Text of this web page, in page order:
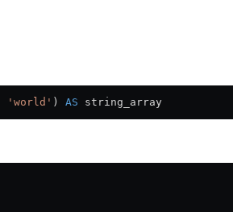
'world' ) AS string_array